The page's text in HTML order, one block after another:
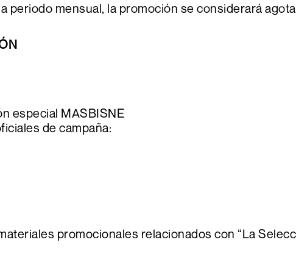
periodo mensual, la promoción se considerará
especial MASBISNE
de campaña:
promocionales relacionados con “La